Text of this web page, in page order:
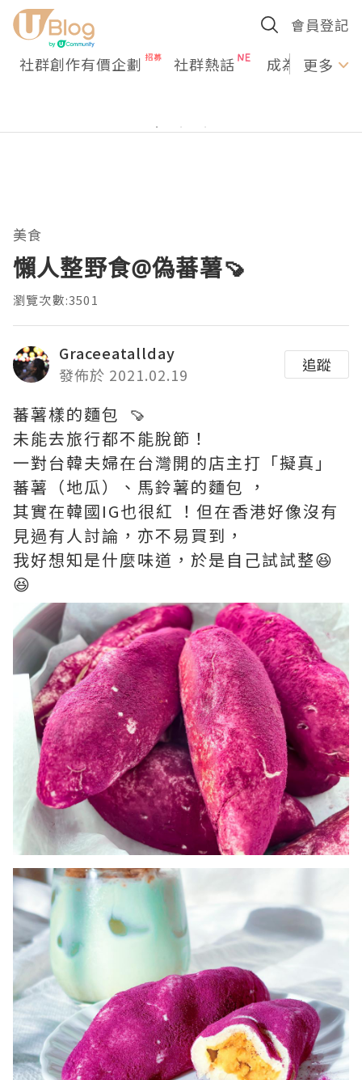
會員登記
社群創作有價企劃 社群熱話 成為U更多
美食
懶人整野食@偽蕃薯🍠
瀏覽次數:3501
Graceeatallday
發佈於 2021.02.19
追蹤
蕃薯樣的麵包 🍠
未能去旅行都不能脫節！
一對台韓夫婦在台灣開的店主打「擬真」
蕃薯（地瓜）、馬鈴薯的麵包 ，
其實在韓國IG也很紅 ！但在香港好像沒有
見過有人討論，亦不易買到，
我好想知是什麼味道，於是自己試試整😆
😆